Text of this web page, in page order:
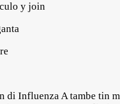
y join
di Influenza A tambe tin